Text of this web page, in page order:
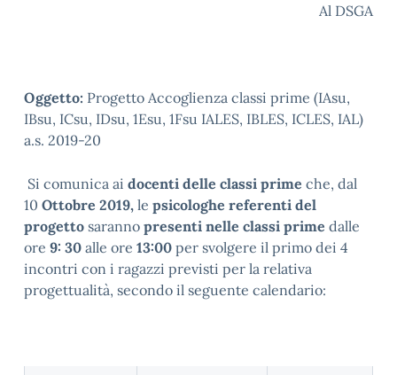
Al DSGA
Oggetto: Progetto Accoglienza classi prime (IAsu,
IBsu, ICsu, IDsu, 1Esu, 1Fsu IALES, IBLES, ICLES, IAL)
a.s. 2019-20
Si comunica ai docenti delle classi prime che, dal
10 Ottobre 2019, le psicologhe referenti del
progetto saranno presenti nelle classi prime dalle
ore 9: 30 alle ore 13:00 per svolgere il primo dei 4
incontri con i ragazzi previsti per la relativa
progettualità, secondo il seguente calendario: